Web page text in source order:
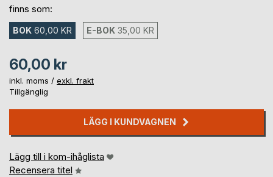
finns som:
BOK 60,00 KR E-BOK 35,00 KR
60,00 kr
inkl. moms / exkl. frakt
Tillgänglig
LÄGG I KUNDVAGNEN
Lägg till i kom-ihåglista
Recensera titel